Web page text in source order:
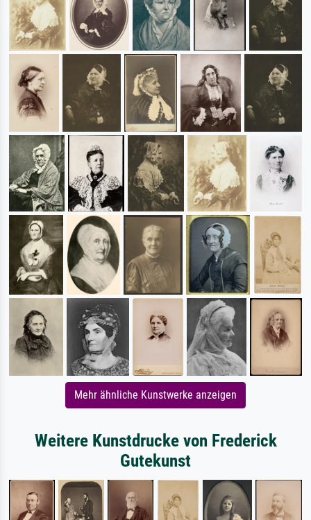
Mehr ähnliche Kunstwerke anzeigen
Weitere Kunstdrucke von Frederick
Gutekunst